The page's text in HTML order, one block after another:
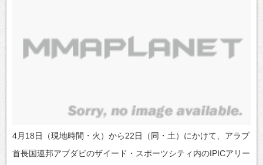
4月18日（現地時間・火）から22日（同・土）にかけて、アラブ
首長国連邦アブダビのザイード・スポーツシティ内のIPICアリー